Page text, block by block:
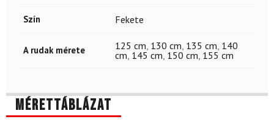
Szín Fekete
A rudak mérete 125 cm 130 cm 135 cm 140
cm 145 cm 150 cm 155 cm
Mérettáblázat